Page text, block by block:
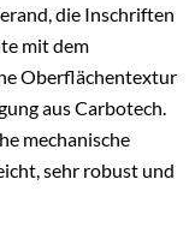
die Inschriften
mit dem
Oberflächentextur
aus Carbotech.
mechanische
sehr robust und